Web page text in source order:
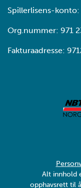
Spillerlisens-konto:
Org.nummer: 971
Fakturaadresse:
Alt innhold
opphavsrett til